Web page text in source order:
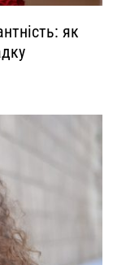
як